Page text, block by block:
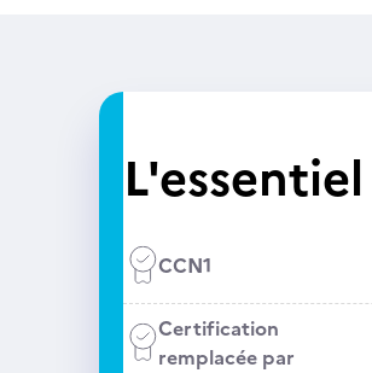
L'essentiel
CCN1
Certification
remplacée par